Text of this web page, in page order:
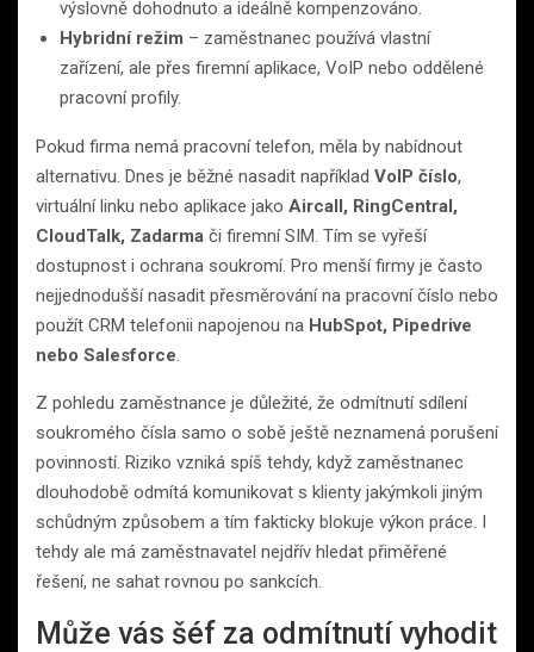
výslovně dohodnuto a ideálně kompenzováno.
Hybridní režim – zaměstnanec používá vlastní
zařízení, ale přes firemní aplikace, VoIP nebo oddělené
pracovní profily.
Pokud firma nemá pracovní telefon, měla by nabídnout
alternativu. Dnes je běžné nasadit například VoIP číslo,
virtuální linku nebo aplikace jako Aircall, RingCentral,
CloudTalk, Zadarma či firemní SIM. Tím se vyřeší
dostupnost i ochrana soukromí. Pro menší firmy je často
nejjednodušší nasadit přesměrování na pracovní číslo nebo
použít CRM telefonii napojenou na HubSpot, Pipedrive
nebo Salesforce.
Z pohledu zaměstnance je důležité, že odmítnutí sdílení
soukromého čísla samo o sobě ještě neznamená porušení
povinností. Riziko vzniká spíš tehdy, když zaměstnanec
dlouhodobě odmítá komunikovat s klienty jakýmkoli jiným
schůdným způsobem a tím fakticky blokuje výkon práce. I
tehdy ale má zaměstnavatel nejdřív hledat přiměřené
řešení, ne sahat rovnou po sankcích.
Může vás šéf za odmítnutí vyhodit